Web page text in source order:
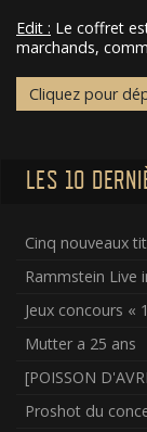
Edit : Le coffret
marchands,
Cliquez pour
LES 10
Cinq nouveaux
Rammstein Live
Jeux concours «
Mutter a 25 ans
[POISSON
Proshot du